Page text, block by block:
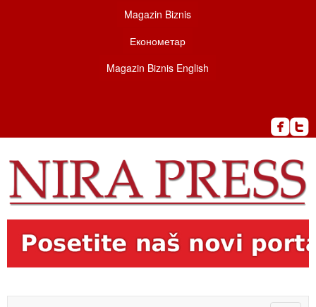
Magazin Biznis
Економетар
Magazin Biznis English